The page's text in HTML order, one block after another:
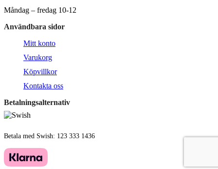
Måndag – fredag 10-12
Användbara sidor
Mitt konto
Varukorg
Köpvillkor
Kontakta oss
Betalningsalternativ
Betala med Swish: 123 333 1436